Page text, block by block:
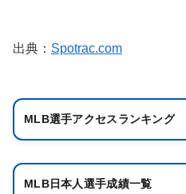
出典： Spotrac.com
MLB選手アクセスランキング
MLB日本人選手成績一覧